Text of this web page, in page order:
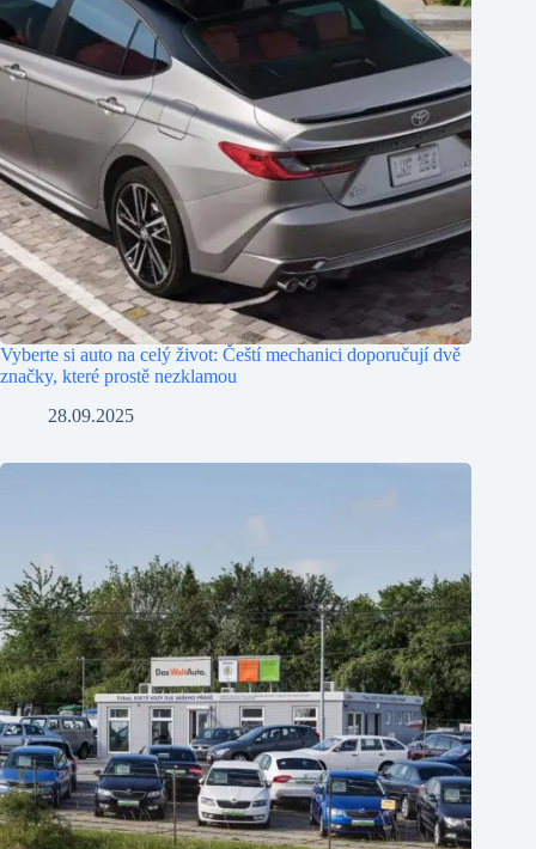
Vyberte si auto na celý život: Čeští mechanici doporučují dvě
značky, které prostě nezklamou
28.09.2025